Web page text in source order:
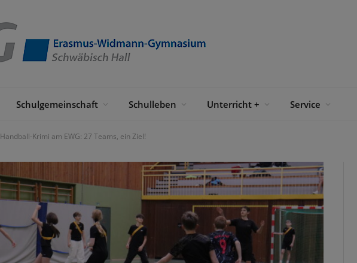
Schulgemeinschaft Schulleben Unterricht + Service
Handball-Krimi am EWG: 27 Teams, ein Ziel!